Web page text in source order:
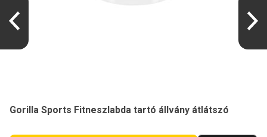
Gorilla Sports Fitneszlabda tartó állvány átlátszó